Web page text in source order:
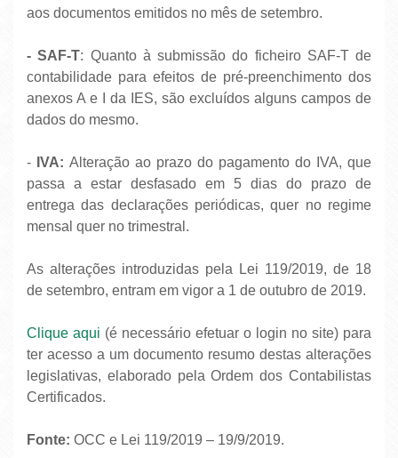
aos documentos emitidos no mês de setembro.
- SAF-T: Quanto à submissão do ficheiro SAF-T de
contabilidade para efeitos de pré-preenchimento dos
anexos A e I da IES, são excluídos alguns campos de
dados do mesmo.
- IVA: Alteração ao prazo do pagamento do IVA, que
passa a estar desfasado em 5 dias do prazo de
entrega das declarações periódicas, quer no regime
mensal quer no trimestral.
As alterações introduzidas pela Lei 119/2019, de 18
de setembro, entram em vigor a 1 de outubro de 2019.
Clique aqui (é necessário efetuar o login no site) para
ter acesso a um documento resumo destas alterações
legislativas, elaborado pela Ordem dos Contabilistas
Certificados.
Fonte: OCC e Lei 119/2019 – 19/9/2019.